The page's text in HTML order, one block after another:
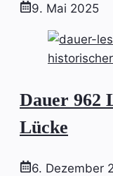
9. Mai 2025
Dauer 962
Lücke
6. Dezember